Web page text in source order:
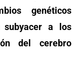
genéticos
subyacer a los
del cerebro